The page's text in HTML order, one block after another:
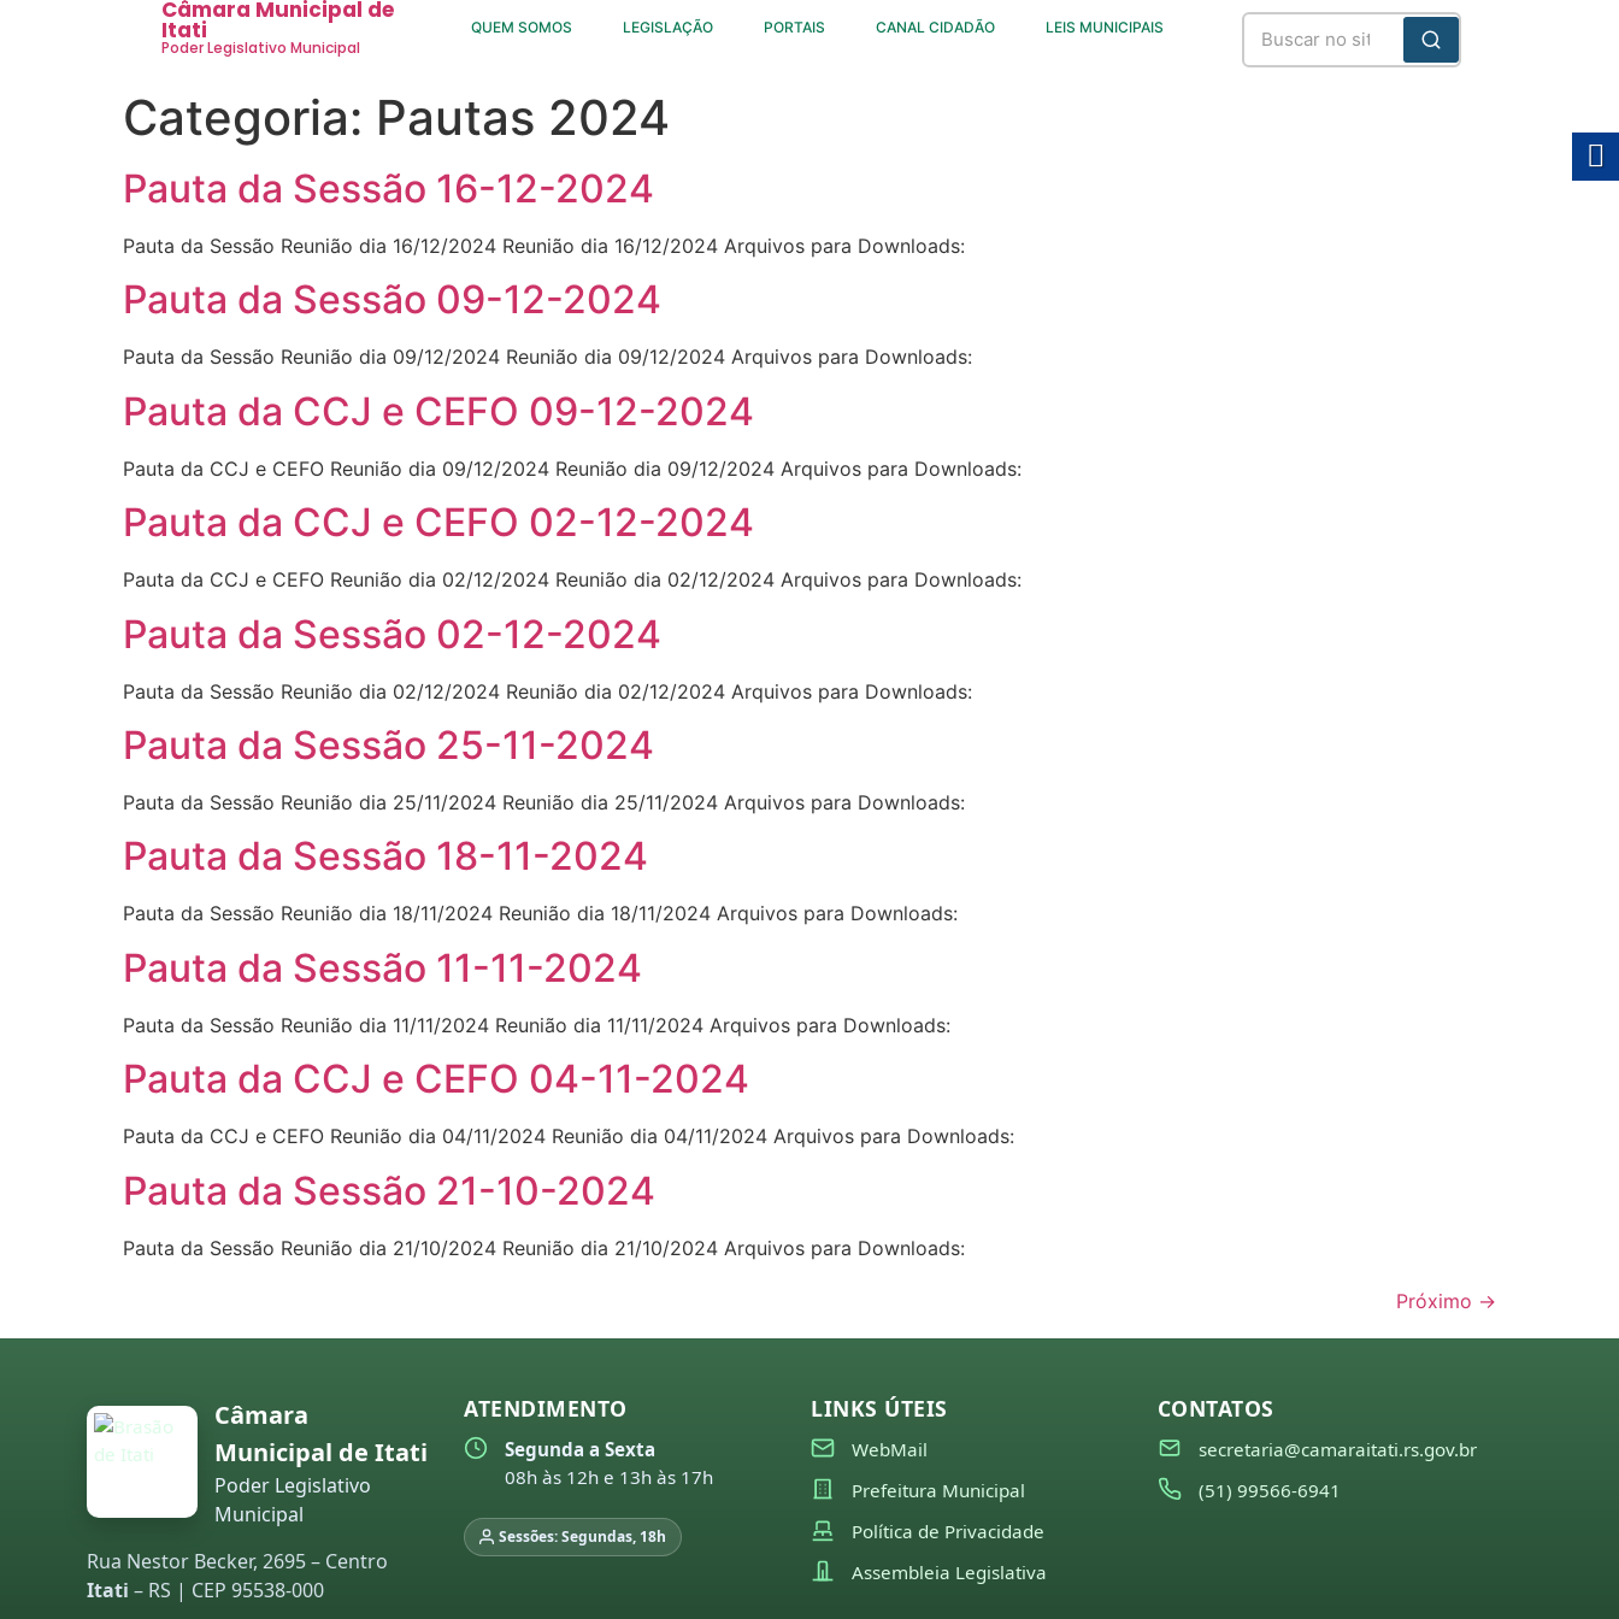
Câmara Municipal de
Itati
Poder Legislativo Municipal
QUEM SOMOS LEGISLAÇÃO PORTAIS CANAL CIDADÃO LEIS MUNICIPAIS
Categoria: Pautas 2024
Pauta da Sessão 16-12-2024
Pauta da Sessão Reunião dia 16/12/2024 Reunião dia 16/12/2024 Arquivos para Downloads:
Pauta da Sessão 09-12-2024
Pauta da Sessão Reunião dia 09/12/2024 Reunião dia 09/12/2024 Arquivos para Downloads:
Pauta da CCJ e CEFO 09-12-2024
Pauta da CCJ e CEFO Reunião dia 09/12/2024 Reunião dia 09/12/2024 Arquivos para Downloads:
Pauta da CCJ e CEFO 02-12-2024
Pauta da CCJ e CEFO Reunião dia 02/12/2024 Reunião dia 02/12/2024 Arquivos para Downloads:
Pauta da Sessão 02-12-2024
Pauta da Sessão Reunião dia 02/12/2024 Reunião dia 02/12/2024 Arquivos para Downloads:
Pauta da Sessão 25-11-2024
Pauta da Sessão Reunião dia 25/11/2024 Reunião dia 25/11/2024 Arquivos para Downloads:
Pauta da Sessão 18-11-2024
Pauta da Sessão Reunião dia 18/11/2024 Reunião dia 18/11/2024 Arquivos para Downloads:
Pauta da Sessão 11-11-2024
Pauta da Sessão Reunião dia 11/11/2024 Reunião dia 11/11/2024 Arquivos para Downloads:
Pauta da CCJ e CEFO 04-11-2024
Pauta da CCJ e CEFO Reunião dia 04/11/2024 Reunião dia 04/11/2024 Arquivos para Downloads:
Pauta da Sessão 21-10-2024
Pauta da Sessão Reunião dia 21/10/2024 Reunião dia 21/10/2024 Arquivos para Downloads:
Próximo →
Câmara
Municipal de Itati
Poder Legislativo
Municipal
Rua Nestor Becker, 2695 – Centro
Itati – RS | CEP 95538-000
ATENDIMENTO
Segunda a Sexta
08h às 12h e 13h às 17h
Sessões: Segundas, 18h
LINKS ÚTEIS
WebMail
Prefeitura Municipal
Política de Privacidade
Assembleia Legislativa
CONTATOS
secretaria@camaraitati.rs.gov.br
(51) 99566-6941